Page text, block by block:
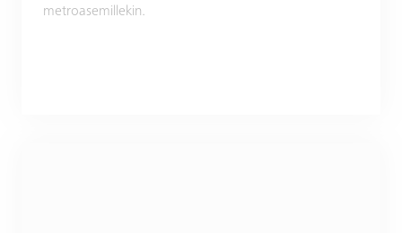
metroasemillekin.